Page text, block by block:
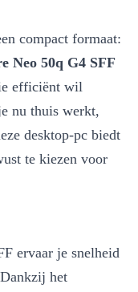
compact formaat:
Neo 50q G4 SFF
efficiënt wil
nu thuis werkt,
desktop-pc biedt
te kiezen voor
ervaar je snelheid
het